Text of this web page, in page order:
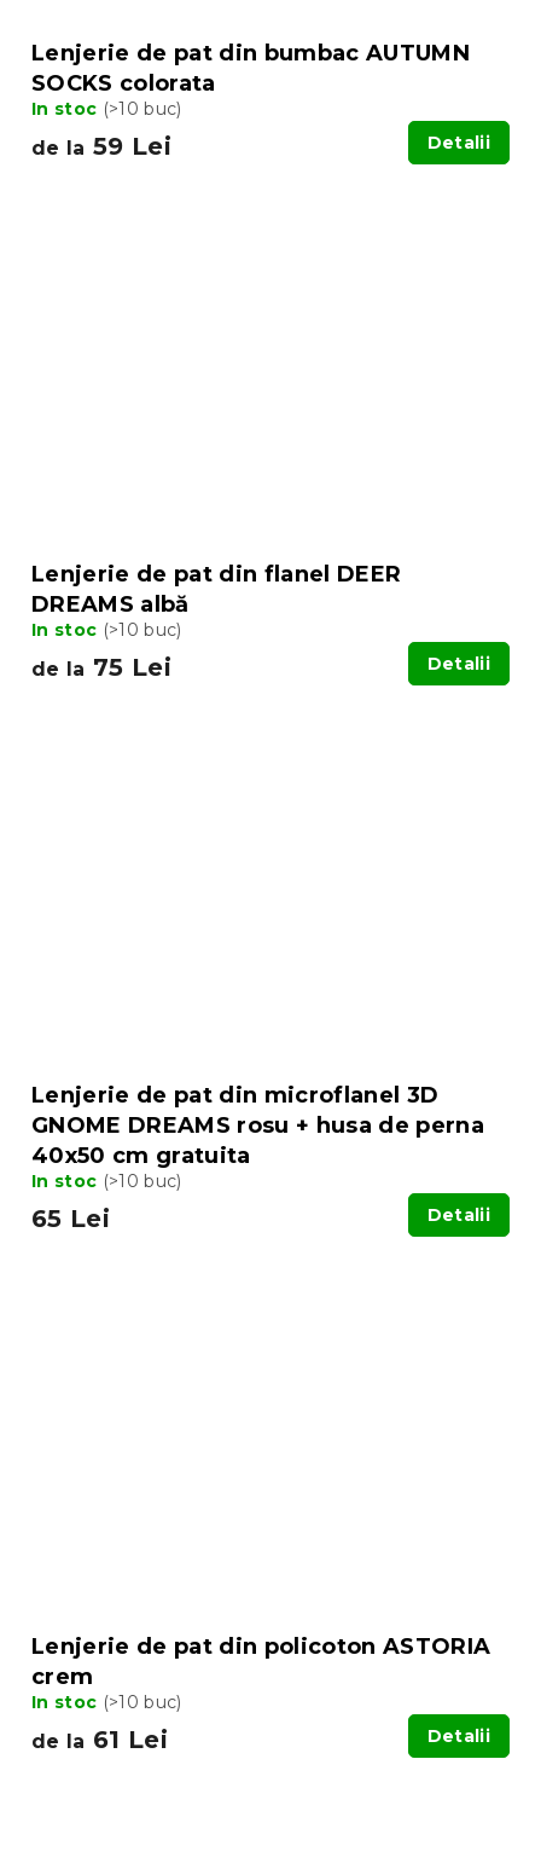
Lenjerie de pat din bumbac AUTUMN
SOCKS colorata
In stoc (>10 buc)
de la 59 Lei Detalii
Lenjerie de pat din flanel DEER
DREAMS albă
In stoc (>10 buc)
de la 75 Lei Detalii
Lenjerie de pat din microflanel 3D
GNOME DREAMS rosu + husa de perna
40x50 cm gratuita
In stoc (>10 buc)
65 Lei Detalii
Lenjerie de pat din policoton ASTORIA
crem
In stoc (>10 buc)
de la 61 Lei Detalii